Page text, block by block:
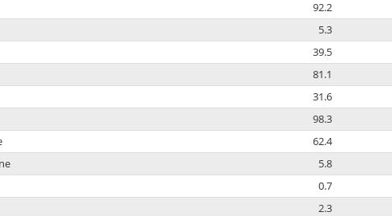
92.2
5.3
39.5
81.1
31.6
98.3
62.4
5.8
0.7
2.3